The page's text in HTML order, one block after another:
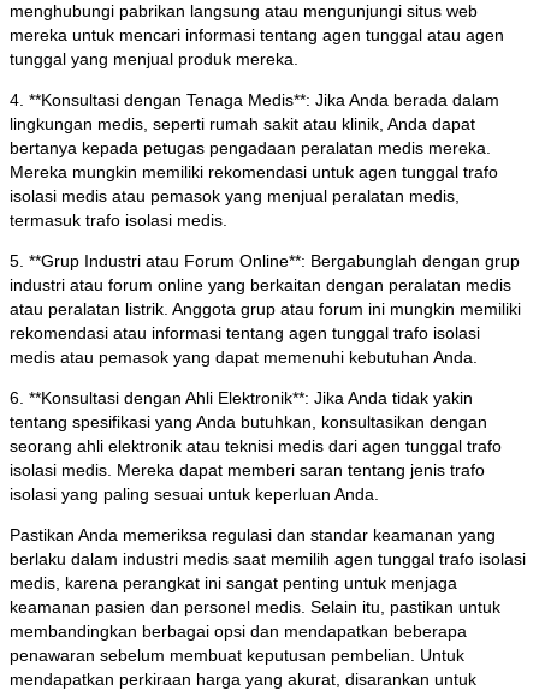
menghubungi pabrikan langsung atau mengunjungi situs web
mereka untuk mencari informasi tentang agen tunggal atau agen
tunggal yang menjual produk mereka.
4. **Konsultasi dengan Tenaga Medis**: Jika Anda berada dalam
lingkungan medis, seperti rumah sakit atau klinik, Anda dapat
bertanya kepada petugas pengadaan peralatan medis mereka.
Mereka mungkin memiliki rekomendasi untuk agen tunggal trafo
isolasi medis atau pemasok yang menjual peralatan medis,
termasuk trafo isolasi medis.
5. **Grup Industri atau Forum Online**: Bergabunglah dengan grup
industri atau forum online yang berkaitan dengan peralatan medis
atau peralatan listrik. Anggota grup atau forum ini mungkin memiliki
rekomendasi atau informasi tentang agen tunggal trafo isolasi
medis atau pemasok yang dapat memenuhi kebutuhan Anda.
6. **Konsultasi dengan Ahli Elektronik**: Jika Anda tidak yakin
tentang spesifikasi yang Anda butuhkan, konsultasikan dengan
seorang ahli elektronik atau teknisi medis dari agen tunggal trafo
isolasi medis. Mereka dapat memberi saran tentang jenis trafo
isolasi yang paling sesuai untuk keperluan Anda.
Pastikan Anda memeriksa regulasi dan standar keamanan yang
berlaku dalam industri medis saat memilih agen tunggal trafo isolasi
medis, karena perangkat ini sangat penting untuk menjaga
keamanan pasien dan personel medis. Selain itu, pastikan untuk
membandingkan berbagai opsi dan mendapatkan beberapa
penawaran sebelum membuat keputusan pembelian. Untuk
mendapatkan perkiraan harga yang akurat, disarankan untuk